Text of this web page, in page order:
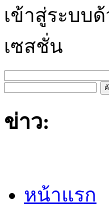
เข้าสู่ระบบ
เซสชั่น
ข่าว:
หน้าแรก